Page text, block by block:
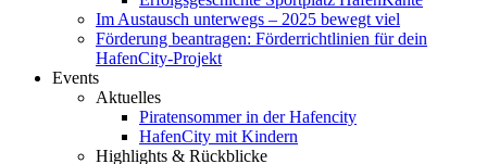
Im Austausch unterwegs – 2025 bewegt viel
Förderung beantragen: Förderrichtlinien für dein
HafenCity-Projekt
Events
Aktuelles
Piratensommer in der Hafencity
HafenCity mit Kindern
Highlights & Rückblicke